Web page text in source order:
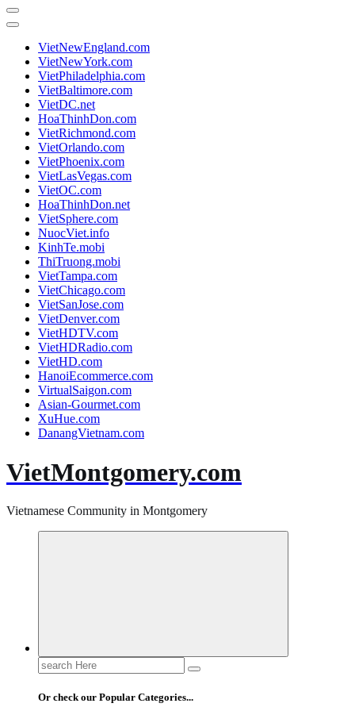
VietNewEngland.com
VietNewYork.com
VietPhiladelphia.com
VietBaltimore.com
VietDC.net
HoaThinhDon.com
VietRichmond.com
VietOrlando.com
VietPhoenix.com
VietLasVegas.com
VietOC.com
HoaThinhDon.net
VietSphere.com
NuocViet.info
KinhTe.mobi
ThiTruong.mobi
VietTampa.com
VietChicago.com
VietSanJose.com
VietDenver.com
VietHDTV.com
VietHDRadio.com
VietHD.com
HanoiEcommerce.com
VirtualSaigon.com
Asian-Gourmet.com
XuHue.com
DanangVietnam.com
VietMontgomery.com
Vietnamese Community in Montgomery
Search
for:
Or check our Popular Categories...